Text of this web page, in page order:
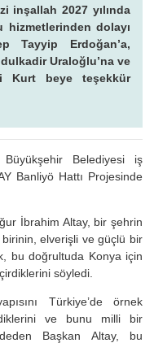
inşallah 2027 yılında
hizmetlerinden dolayı
Tayyip Erdoğan’a,
Uraloğlu’na ve
Kurt beye teşekkür
Büyükşehir Belediyesi iş
Banliyö Hattı Projesinde
İbrahim Altay, bir şehrin
elverişli ve güçlü bir
bu doğrultuda Konya için
söyledi.
Türkiye’de örnek
ve bunu milli bir
Başkan Altay, bu